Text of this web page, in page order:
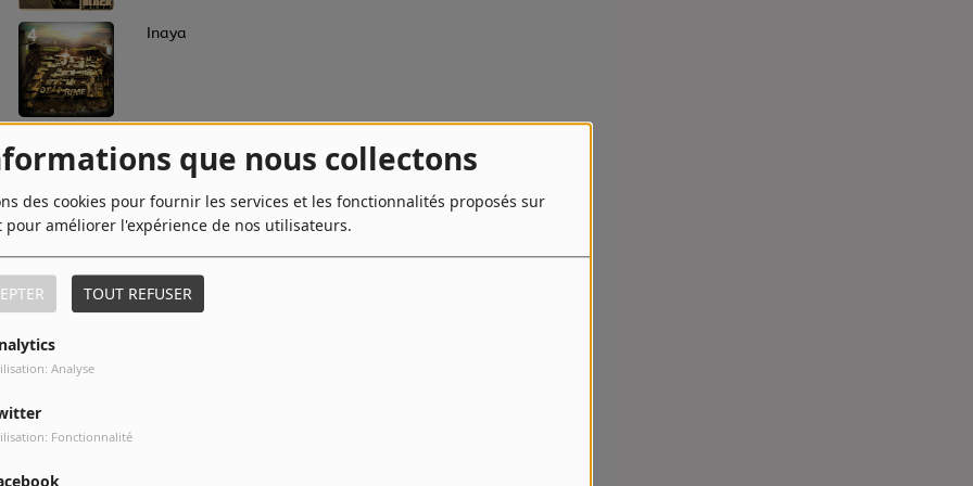
que nous collectons
des cookies pour fournir les services et les fonctionnalités proposés sur
pour améliorer l'expérience de nos utilisateurs.
TOUT REFUSER
Analyse
Fonctionnalité
4 Inaya
10